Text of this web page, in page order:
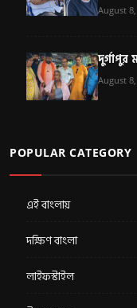
August
দুর্গাপুর
August
POPULAR CATEGORY
এই বাংলায়
দক্ষিণ বাংলা
লাইফস্টাইল